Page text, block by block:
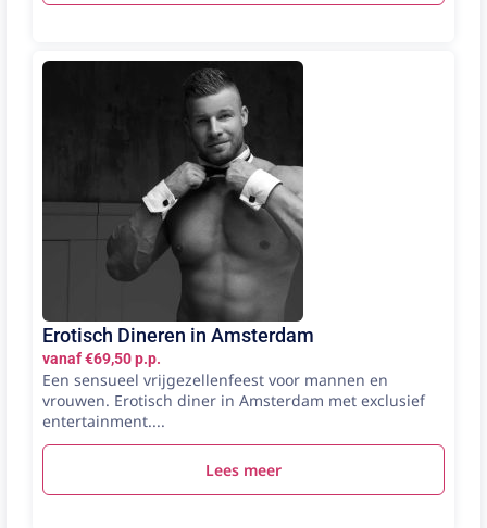
Erotisch Dineren in Amsterdam
vanaf €69,50 p.p.
Een sensueel vrijgezellenfeest voor mannen en
vrouwen. Erotisch diner in Amsterdam met exclusief
entertainment....
Lees meer